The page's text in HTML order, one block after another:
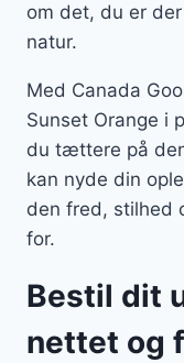
om det, du er
natur.
Med Canada
Sunset Orange i
du tættere på
kan nyde din
den fred, stilhed
for.
Bestil dit
nettet og